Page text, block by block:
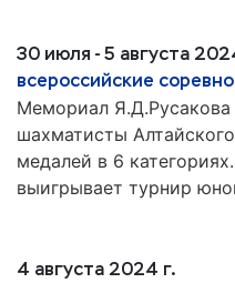
30 июля - 5 августа
всероссийские
Мемориал
шахматисты
медалей в 6
выигрывает турнир
4 августа 2024 г.